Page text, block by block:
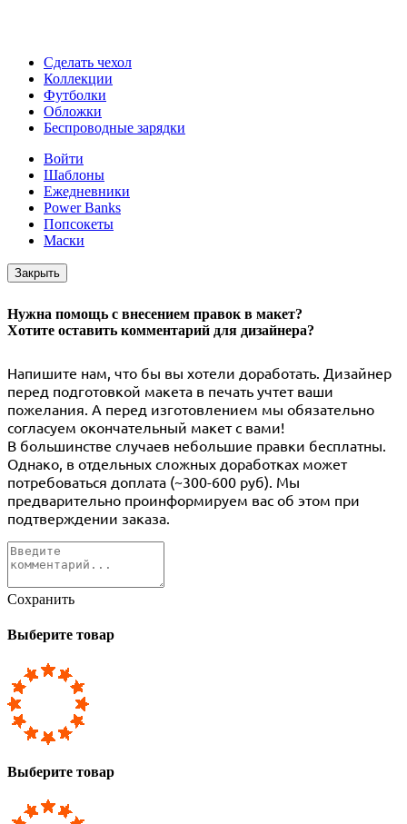
Сделать чехол
Коллекции
Футболки
Обложки
Беспроводные зарядки
Войти
Шаблоны
Ежедневники
Power Banks
Попсокеты
Маски
Закрыть
Нужна помощь с внесением правок в макет?
Хотите оставить комментарий для дизайнера?
Напишите нам, что бы вы хотели доработать. Дизайнер
перед подготовкой макета в печать учтет ваши
пожелания. А перед изготовлением мы обязательно
согласуем окончательный макет с вами!
В большинстве случаев небольшие правки бесплатны.
Однако, в отдельных сложных доработках может
потребоваться доплата (~300-600 руб). Мы
предварительно проинформируем вас об этом при
подтверждении заказа.
Сохранить
Выберите товар
Выберите товар